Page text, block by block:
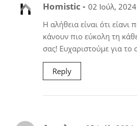
02 Ιούλ,
Homistic -
Η αλήθεια είναι ότι είανι
κάνουν πιο εύκολη τη
σας! Ευχαριστούμε για το
Reply